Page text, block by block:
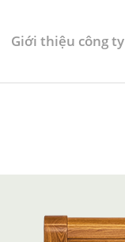
Giới thiệu công ty